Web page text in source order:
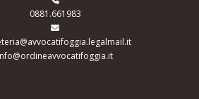
0881.661983